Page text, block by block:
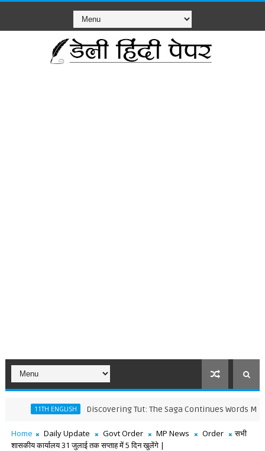
11TH ENGLISH Discovering Tut: The Saga Continues Words Meaning
Home Daily Update Govt Order MP News Order
सभी
शासकीय कार्यालय 31 जुलाई तक सप्ताह में 5 दिन खुलेंगे |